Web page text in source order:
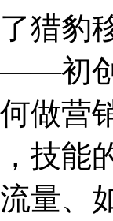
猎豹
初
做营
技能
量、